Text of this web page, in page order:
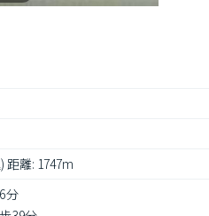
距離: 1747m
分